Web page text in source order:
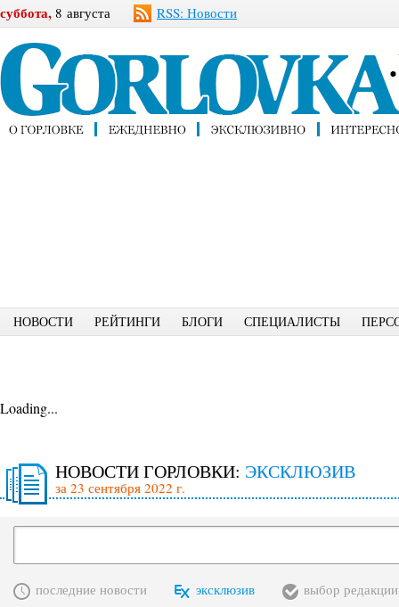
суббота, 8 августа RSS: Новости
НОВОСТИ РЕЙТИНГИ БЛОГИ СПЕЦИАЛИСТЫ
Loading...
НОВОСТИ ГОРЛОВКИ: ЭКСКЛЮЗИВ
за 23 сентября 2022 г.
последние новости эксклюзив выбор редакции